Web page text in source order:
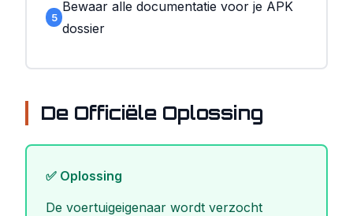
5
Bewaar alle documentatie voor je APK
dossier
De Officiële Oplossing
✅ Oplossing
De voertuigeigenaar wordt verzocht